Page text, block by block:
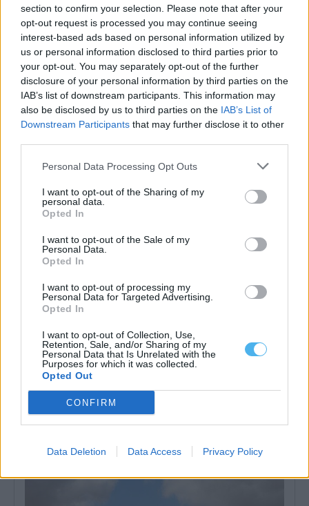
section to confirm your selection. Please note that after your
opt-out request is processed you may continue seeing
interest-based ads based on personal information utilized by
us or personal information disclosed to third parties prior to
your opt-out. You may separately opt-out of the further
disclosure of your personal information by third parties on the
IAB’s list of downstream participants. This information may
also be disclosed by us to third parties on the IAB’s List of
Downstream Participants that may further disclose it to other
Personal Data Processing Opt Outs
I want to opt-out of the Sharing of my
personal data.
Opted In
I want to opt-out of the Sale of my
Personal Data.
Opted In
I want to opt-out of processing my
Personal Data for Targeted Advertising.
Opted In
I want to opt-out of Collection, Use,
Retention, Sale, and/or Sharing of my
Personal Data that Is Unrelated with the
Purposes for which it was collected.
Opted Out
CONFIRM
Data Deletion Data Access Privacy Policy
Os distritos de Beja, Évora e Portalegre registaram, em conjunto,
1.354 recém-nascidos estudados no...
31 Julho, 2026 - 16:06
Prisão preventiva para suspeito de abusos sexuais de crianças
em Castro Verde
O homem detido pela Polícia Judiciária (PJ) por suspeitas de
abusos sexuais e maus-tratos...